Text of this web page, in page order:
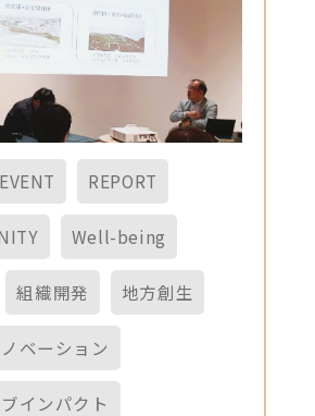
EVENT REPORT
Well-being
組織開発 地方創生
ベーション
インパクト